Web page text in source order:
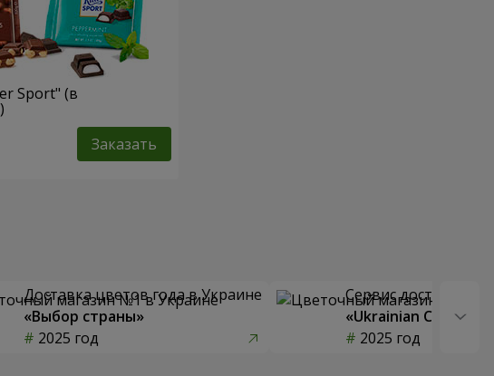
Sport" (в
Заказать
Доставка цветов года в Украине
«Выбор страны»
2025 год
Сервис доставки
«Ukrainian Choice»
2025 год